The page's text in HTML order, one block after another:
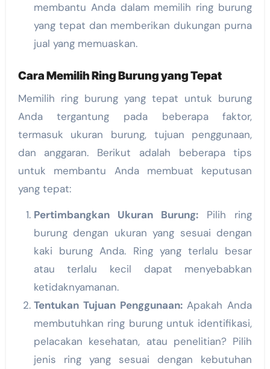
membantu Anda dalam memilih ring burung
yang tepat dan memberikan dukungan purna
jual yang memuaskan.
Cara Memilih Ring Burung yang Tepat
Memilih ring burung yang tepat untuk burung
Anda tergantung pada beberapa faktor,
termasuk ukuran burung, tujuan penggunaan,
dan anggaran. Berikut adalah beberapa tips
untuk membantu Anda membuat keputusan
yang tepat:
Pertimbangkan Ukuran Burung: Pilih ring
burung dengan ukuran yang sesuai dengan
kaki burung Anda. Ring yang terlalu besar
atau terlalu kecil dapat menyebabkan
ketidaknyamanan.
Tentukan Tujuan Penggunaan:Apakah Anda
membutuhkan ring burung untuk identifikasi,
pelacakan kesehatan, atau penelitian? Pilih
jenis ring yang sesuai dengan kebutuhan